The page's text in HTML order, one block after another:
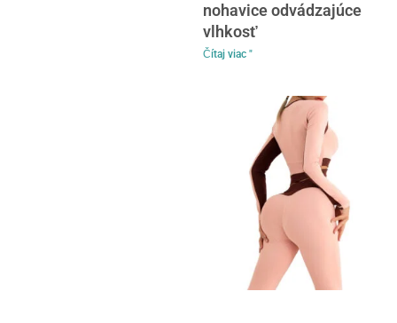
nohavice odvádzajúce
vlhkosť
Čítaj viac "